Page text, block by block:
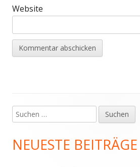
Website
Haupt-
Seitenleiste
Suchen
nach:
NEUESTE BEITRÄGE